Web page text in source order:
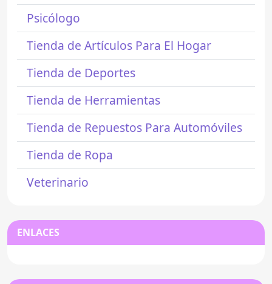
Psicólogo
Tienda de Artículos Para El Hogar
Tienda de Deportes
Tienda de Herramientas
Tienda de Repuestos Para Automóviles
Tienda de Ropa
Veterinario
ENLACES